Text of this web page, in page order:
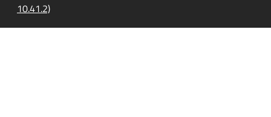
10.41.2)